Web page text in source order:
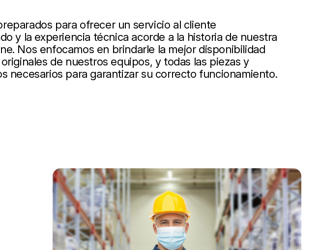
para ofrecer un servicio al cliente
y la experiencia técnica acorde a la historia de nuestra
Nos enfocamos en brindarle la mejor disponibilidad
de nuestros equipos, y todas las piezas y
necesarios para garantizar su correcto funcionamiento.